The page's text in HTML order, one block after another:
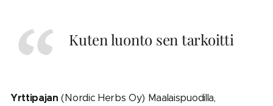
Kuten luonto sen tarkoitti
Yrttipajan (Nordic Herbs Oy) Maalaispuodilla,